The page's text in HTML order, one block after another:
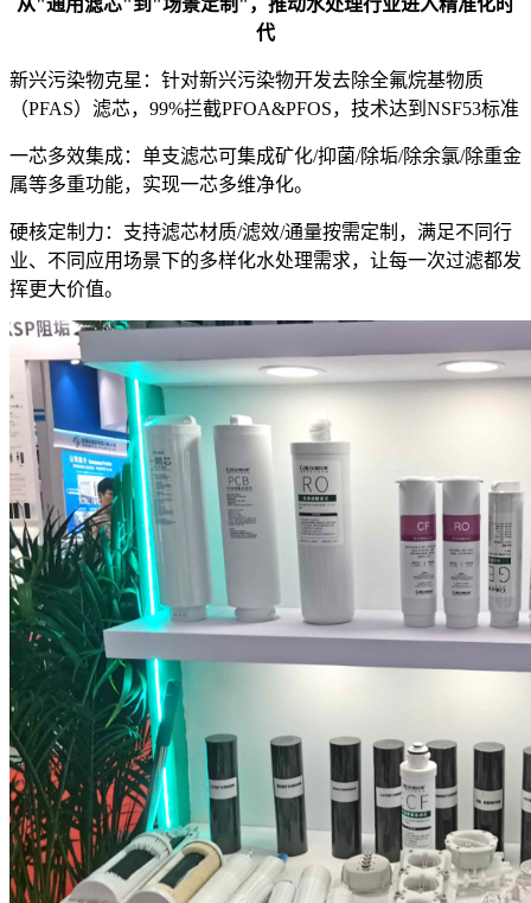
代
新兴污染物克星：针对新兴污染物开发去除全氟烷基物质
（PFAS）滤芯，99%拦截PFOA&PFOS，技术达到NSF53标准
一芯多效集成：单支滤芯可集成矿化/抑菌/除垢/除余氯/除重金
属等多重功能，实现一芯多维净化。
硬核定制力‌：支持滤芯材质/滤效/通量按需定制，满足不同行
业、不同应用场景下的多样化水处理需求，让每一次过滤都发
挥更大价值。